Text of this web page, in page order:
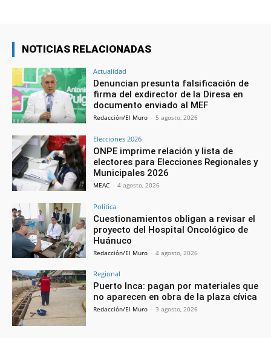
NOTICIAS RELACIONADAS
Actualidad
Denuncian presunta falsificación de
firma del exdirector de la Diresa en
documento enviado al MEF
Redacción/El Muro - 5 agosto, 2026
Elecciones 2026
ONPE imprime relación y lista de
electores para Elecciones Regionales y
Municipales 2026
MEAC - 4 agosto, 2026
Política
Cuestionamientos obligan a revisar el
proyecto del Hospital Oncológico de
Huánuco
Redacción/El Muro - 4 agosto, 2026
Regional
Puerto Inca: pagan por materiales que
no aparecen en obra de la plaza cívica
Redacción/El Muro - 3 agosto, 2026